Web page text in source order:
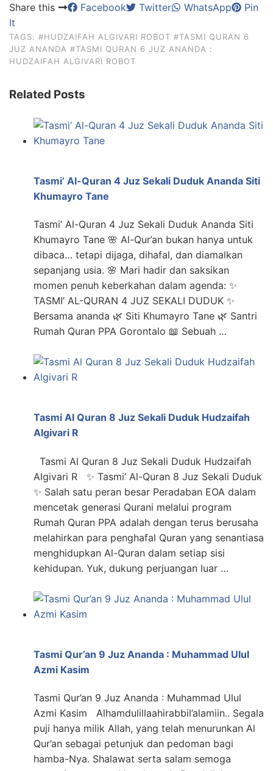
Share this Facebook Twitter WhatsApp
Pin
It
TAGS: #HUDZAIFAH ALGIVARI ROBOT #TASMI QURAN 6
JUZ ANANDA #TASMI QURAN 6 JUZ ANANDA :
HUDZAIFAH ALGIVARI ROBOT
Related Posts
Tasmi’ Al-Quran 4 Juz Sekali Duduk Ananda Siti
Khumayro Tane
Tasmi’ Al-Quran 4 Juz Sekali Duduk Ananda Siti
Khumayro Tane 🌸 Al-Qur’an bukan hanya untuk
dibaca… tetapi dijaga, dihafal, dan diamalkan
sepanjang usia. 🌸 Mari hadir dan saksikan
momen penuh keberkahan dalam agenda: ✨
TASMI’ AL-QURAN 4 JUZ SEKALI DUDUK ✨
Bersama ananda 🌿 Siti Khumayro Tane 🌿 Santri
Rumah Quran PPA Gorontalo 📖 Sebuah …
Tasmi Al Quran 8 Juz Sekali Duduk Hudzaifah
Algivari R
Tasmi Al Quran 8 Juz Sekali Duduk Hudzaifah
Algivari R ✨ Tasmi’ Al-Quran 8 Juz Sekali Duduk
✨ Salah satu peran besar Peradaban EOA dalam
mencetak generasi Qurani melalui program
Rumah Quran PPA adalah dengan terus berusaha
melahirkan para penghafal Quran yang senantiasa
menghidupkan Al-Quran dalam setiap sisi
kehidupan. Yuk, dukung perjuangan luar …
Tasmi Qur’an 9 Juz Ananda : Muhammad Ulul
Azmi Kasim
Tasmi Qur’an 9 Juz Ananda : Muhammad Ulul
Azmi Kasim Alhamdulillaahirabbil’alamiin.. Segala
puji hanya milik Allah, yang telah menurunkan Al
Qur’an sebagai petunjuk dan pedoman bagi
hamba-Nya. Shalawat serta salam semoga